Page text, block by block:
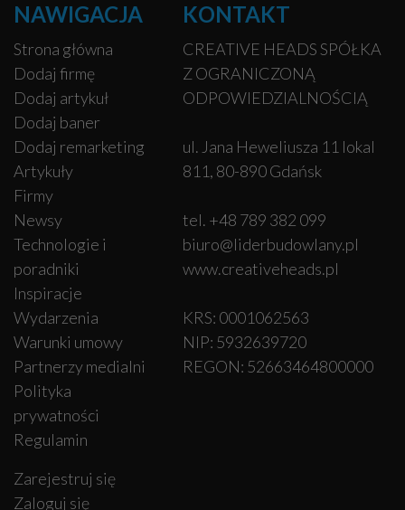
NAWIGACJA
Strona główna
Dodaj firmę
Dodaj artykuł
Dodaj baner
Dodaj remarketing
Artykuły
Firmy
Newsy
Technologie i
poradniki
Inspiracje
Wydarzenia
Warunki umowy
Partnerzy medialni
Polityka
prywatności
Regulamin
Zarejestruj się
Zaloguj się
KONTAKT
CREATIVE HEADS SPÓŁKA
Z OGRANICZONĄ
ODPOWIEDZIALNOŚCIĄ
ul. Jana Heweliusza 11 lokal
811, 80-890 Gdańsk
tel. +48 789 382 099
biuro@liderbudowlany.pl
www.creativeheads.pl
KRS: 0001062563
NIP: 5932639720
REGON: 52663464800000